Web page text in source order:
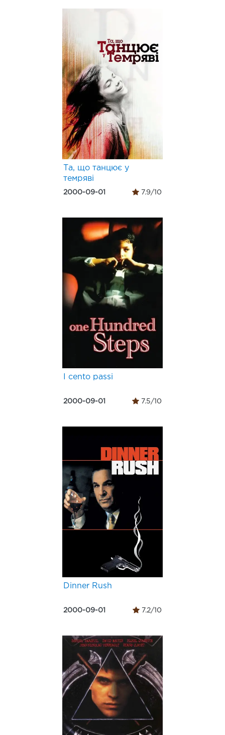
Та, що танцює у
темряві
2000-09-01 7.9/10
I cento passi
2000-09-01 7.5/10
Dinner Rush
2000-09-01 7.2/10